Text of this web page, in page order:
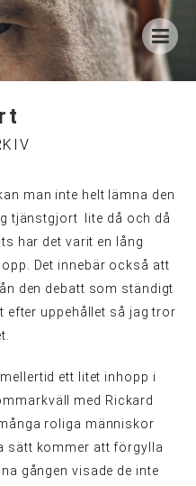
man inte helt lämna den
tjänstgjort lite då och då
har det varit en lång
Det innebär också att
den debatt som ständigt
efter uppehållet så jag tror
ett litet inhopp i
med Rickard
roliga människor
sätt kommer att förgylla
gången visade de inte